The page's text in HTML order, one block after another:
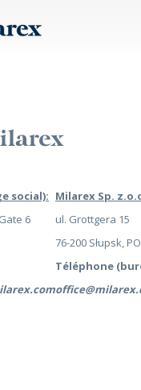
social):
6
Milarex Sp.
ul. Grottgera 15
76-200 Słupsk,
Téléphone